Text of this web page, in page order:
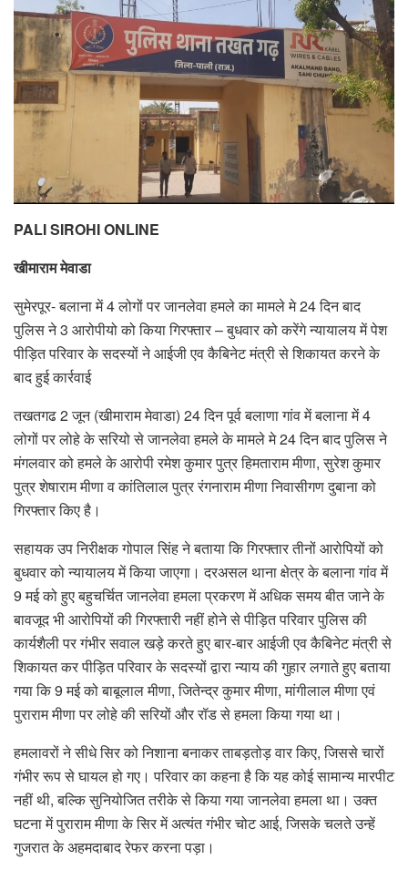
PALI SIROHI ONLINE
खीमाराम मेवाडा
सुमेरपूर- बलाना में 4 लोगों पर जानलेवा हमले का मामले मे 24 दिन बाद
पुलिस ने 3 आरोपीयो को किया गिरफ्तार – बुधवार को करेंगे न्यायालय में पेश
पीड़ित परिवार के सदस्यों ने आईजी एव कैबिनेट मंत्री से शिकायत करने के
बाद हुई कार्रवाई
तखतगढ 2 जून (खीमाराम मेवाडा) 24 दिन पूर्व बलाणा गांव में बलाना में 4
लोगों पर लोहे के सरियो से जानलेवा हमले के मामले मे 24 दिन बाद पुलिस ने
मंगलवार को हमले के आरोपी रमेश कुमार पुत्र हिमताराम मीणा, सुरेश कुमार
पुत्र शेषाराम मीणा व कांतिलाल पुत्र रंगनाराम मीणा निवासीगण दुबाना को
गिरफ्तार किए है।
सहायक उप निरीक्षक गोपाल सिंह ने बताया कि गिरफ्तार तीनों आरोपियों को
बुधवार को न्यायालय में किया जाएगा। दरअसल थाना क्षेत्र के बलाना गांव में
9 मई को हुए बहुचर्चित जानलेवा हमला प्रकरण में अधिक समय बीत जाने के
बावजूद भी आरोपियों की गिरफ्तारी नहीं होने से पीड़ित परिवार पुलिस की
कार्यशैली पर गंभीर सवाल खड़े करते हुए बार-बार आईजी एव कैबिनेट मंत्री से
शिकायत कर पीड़ित परिवार के सदस्यों द्वारा न्याय की गुहार लगाते हुए बताया
गया कि 9 मई को बाबूलाल मीणा, जितेन्द्र कुमार मीणा, मांगीलाल मीणा एवं
पुराराम मीणा पर लोहे की सरियों और रॉड से हमला किया गया था।
हमलावरों ने सीधे सिर को निशाना बनाकर ताबड़तोड़ वार किए, जिससे चारों
गंभीर रूप से घायल हो गए। परिवार का कहना है कि यह कोई सामान्य मारपीट
नहीं थी, बल्कि सुनियोजित तरीके से किया गया जानलेवा हमला था। उक्त
घटना में पुराराम मीणा के सिर में अत्यंत गंभीर चोट आई, जिसके चलते उन्हें
गुजरात के अहमदाबाद रेफर करना पड़ा।